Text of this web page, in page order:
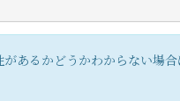
あるかどうかわからない場合